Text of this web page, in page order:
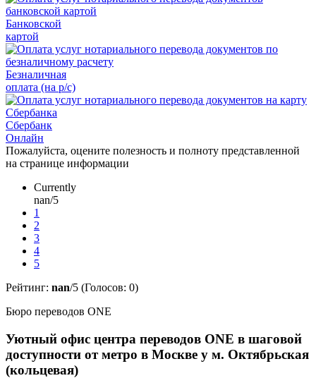
Банковской
картой
Безналичная
оплата (на р/с)
Сбербанк
Онлайн
Пожалуйста, оцените полезность и полноту представленной
на странице информации
Currently
nan/5
1
2
3
4
5
Рейтинг: nan/5 (Голосов: 0)
Бюро переводов ONE
Уютный офис центра переводов ONE в шаговой
доступности от метро в Москве у м. Октябрьская
(кольцевая)